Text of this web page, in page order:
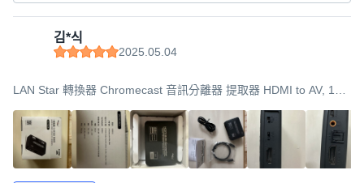
김*식
2025.05.04
LAN Star 轉換器 Chromecast 音訊分離器 提取器 HDMI to AV, 1個,